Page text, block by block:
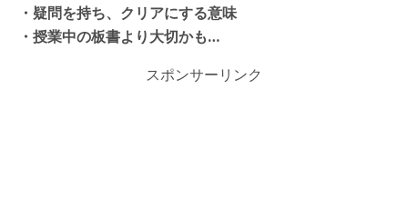
・ 疑問を持ち、クリアにする意味
・授業中の板書より大切かも…
スポンサーリンク